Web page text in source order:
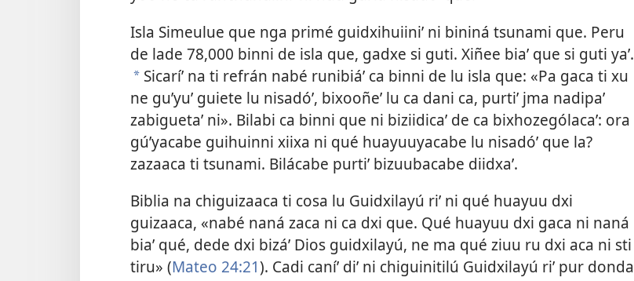
Isla Simeulue que nga primé guidxihuiiniʼ ni bininá tsunami que. Peru
de lade 78,000 binni de isla que, gadxe si guti. Xiñee biaʼ que si guti yaʼ.
a Sicaríʼ na ti refrán nabé runibiáʼ ca binni de lu isla que: «Pa gaca ti xu
ne guʼyuʼ guiete lu nisadóʼ, bixooñeʼ lu ca dani ca, purtiʼ jma nadipaʼ
zabiguetaʼ ni». Bilabi ca binni que ni biziidicaʼ de ca bixhozególacaʼ: ora
gúʼyacabe guihuinni xiixa ni qué huayuuyacabe lu nisadóʼ que la?
zazaaca ti tsunami. Bilácabe purtiʼ bizuubacabe diidxaʼ.
Biblia na chiguizaaca ti cosa lu Guidxilayú riʼ ni qué huayuu dxi
guizaaca, «nabé naná zaca ni ca dxi que. Qué huayuu dxi gaca ni naná
biaʼ qué, dede dxi bizáʼ Dios guidxilayú, ne ma qué ziuu ru dxi aca ni sti
tiru» (Mateo 24:21). Cadi caníʼ diʼ ni chiguinitilú Guidxilayú riʼ pur donda